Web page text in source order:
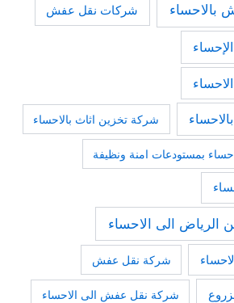
بالاحساء شركات نقل عفش
شركة تخزين اثاث بالاحساء
بمستودعات امنة ونظيفة
الرياض الى الاحساء
شركة نقل عفش
شركة نقل عفش الى الاحساء